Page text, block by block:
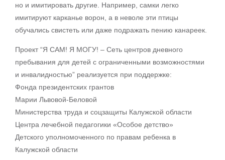
но и имитировать другие. Например, самки легко
имитируют карканье ворон, а в неволе эти птицы
обучались свистеть или даже подражать пению канареек.
Проект “Я САМ! Я МОГУ! – Сеть центров дневного
пребывания для детей с ограниченными возможностями
и инвалидностью” реализуется при поддержке:
Фонда президентских грантов
Марии Львовой-Беловой
Министерства труда и соцзащиты Калужской области
Центра лечебной педагогики «Особое детство»
Детского уполномоченного по правам ребенка в
Калужской области